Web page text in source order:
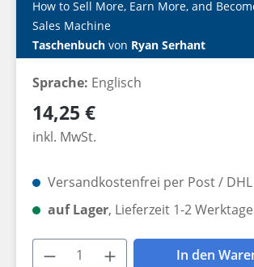
How to Sell More, Earn More, and
Sales Machine
Taschenbuch von Ryan Serhant
Sprache: Englisch
Regulärer Preis:
14,25 €
inkl. MwSt.
Versandkostenfrei per Post / DHL
auf Lager, Lieferzeit 1-2 Werktage
Produkt Anzahl: Gib den
In den